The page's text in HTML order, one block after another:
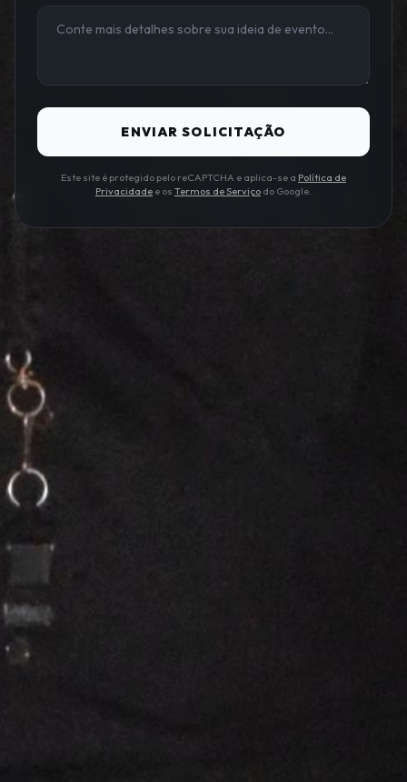
ENVIAR SOLICITAÇÃO
Este site é protegido pelo reCAPTCHA e aplica-se a Política de
Privacidade e os Termos de Serviço do Google.